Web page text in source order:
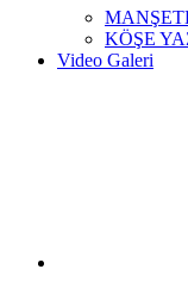
KÖŞE
Video Galeri